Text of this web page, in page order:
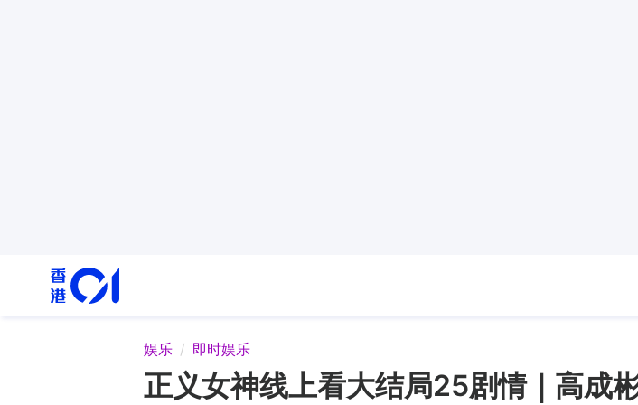
娱乐 即时娱乐
正义女神线上看大结局25剧情｜高成